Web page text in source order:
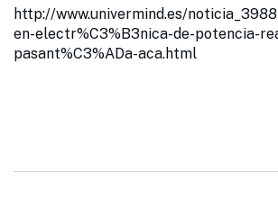
http://www.univermind.es/
en-electr%C3%B3nica-de-potencia-
pasant%C3%ADa-aca.html